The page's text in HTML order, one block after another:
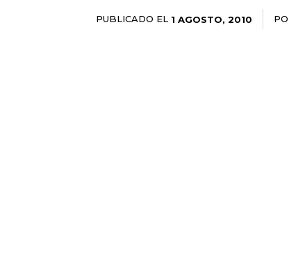
PUBLICADO EL 1 AGOSTO, 2010